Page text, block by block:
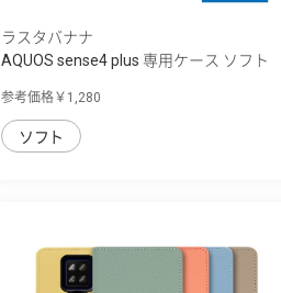
ラスタバナナ
AQUOS sense4 plus 専用ケース ソフト
参考価格￥1,280
ソフト